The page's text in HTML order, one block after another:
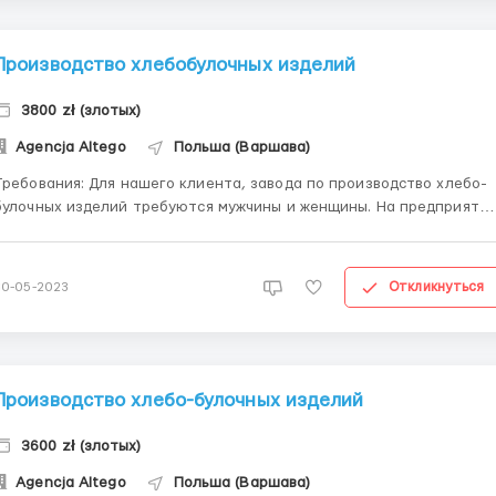
хлебобулочных изделий
3800 zł (злотых)
Agencja Altego Польша (Варшава)
Для нашего клиента, завода по производство хлебо-
изделий требуются мужчины и женщины. На предприятии
доходить 30/34 гр Женщины: перекладывать ...
05-2023 Откликнуться
хлебо-булочных изделий
3600 zł (злотых)
Agencja Altego Польша (Варшава)